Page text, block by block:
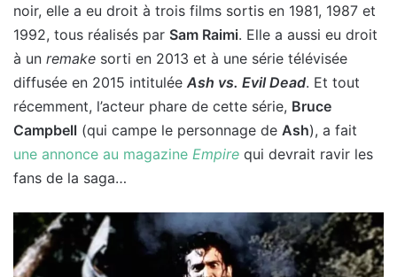
noir, elle a eu droit à trois films sortis en 1981, 1987 et
1992, tous réalisés par Sam Raimi. Elle a aussi eu droit
à un remake sorti en 2013 et à une série télévisée
diffusée en 2015 intitulée Ash vs. Evil Dead. Et tout
récemment, l’acteur phare de cette série, Bruce
Campbell (qui campe le personnage de Ash), a fait
une annonce au magazine Empire qui devrait ravir les
fans de la saga…